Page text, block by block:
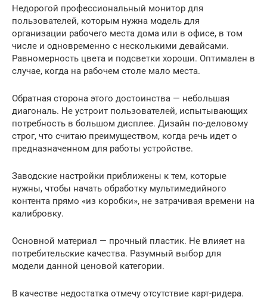
Недорогой профессиональный монитор для
пользователей, которым нужна модель для
организации рабочего места дома или в офисе, в том
числе и одновременно с несколькими девайсами.
Равномерность цвета и подсветки хороши. Оптимален в
случае, когда на рабочем столе мало места.
Обратная сторона этого достоинства — небольшая
диагональ. Не устроит пользователей, испытывающих
потребность в большом дисплее. Дизайн по-деловому
строг, что считаю преимуществом, когда речь идет о
предназначенном для работы устройстве.
Заводские настройки приближены к тем, которые
нужны, чтобы начать обработку мультимедийного
контента прямо «из коробки», не затрачивая времени на
калибровку.
Основной материал — прочный пластик. Не влияет на
потребительские качества. Разумный выбор для
модели данной ценовой категории.
В качестве недостатка отмечу отсутствие карт-ридера.